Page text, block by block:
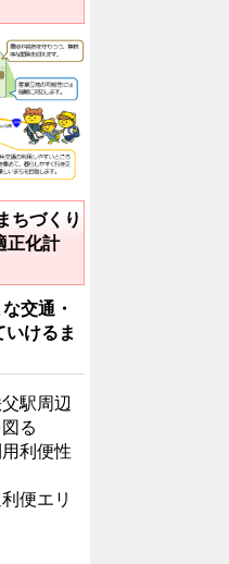
ちづくり
正化計
交通・
けるま
駅周辺
る
利便性
便エリ